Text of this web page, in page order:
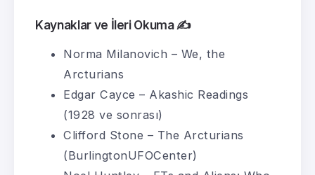
Kaynaklar ve İleri Okuma ✍️
Norma Milanovich – We, the
Arcturians
Edgar Cayce – Akashic Readings
(1928 ve sonrası)
Clifford Stone – The Arcturians
(BurlingtonUFOCenter)